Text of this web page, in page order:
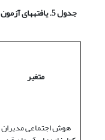
جدول 5. یافته­های آزمون
متغیر
هوش اجتماعی مدیران